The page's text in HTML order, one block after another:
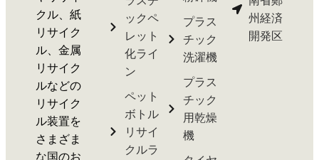
クル、紙
リサイク
ル、金属
リサイク
ルなどの
リサイク
ル装置を
さまざま
な国のお
ックペ
レット
化ライ
ン
ペット
ボトル
リサイ
クルラ
プラス
チック
洗濯機
プラス
チック
用乾燥
機
州経済
開発区